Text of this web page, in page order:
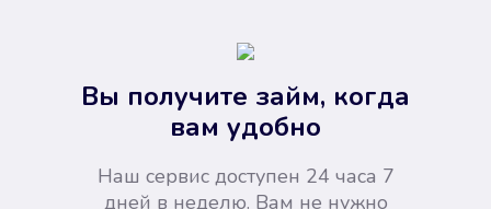
Вы получите займ, когда
вам удобно
Наш сервис доступен 24 часа 7
дней в неделю. Вам не нужно